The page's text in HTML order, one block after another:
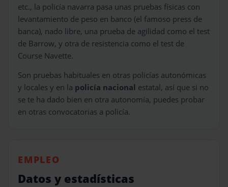
etc., la policía navarra pasa unas pruebas físicas con
levantamiento de peso en banco (el famoso press de
banca), nado libre, una prueba de agilidad como el test
de Barrow, y otra de resistencia como el test de
Course Navette.
Son pruebas habituales en otras policías autonómicas
y locales y en la policía nacional estatal, así que si no
se te ha dado bien en otra autonomía, puedes probar
en otras convocatorias a policía.
EMPLEO
Datos y estadísticas